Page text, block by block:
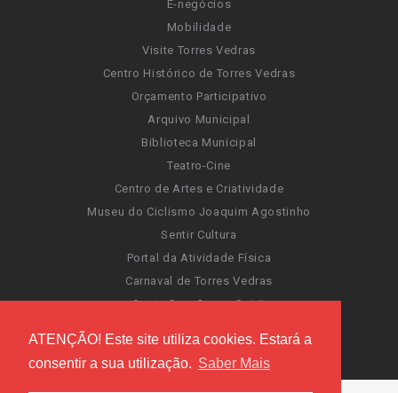
ATENÇÃO! Este site utiliza cookies. Estará a
consentir a sua utilização. Saber Mais
E-negócios
Mobilidade
Visite Torres Vedras
Centro Histórico de Torres Vedras
Orçamento Participativo
Arquivo Municipal
Biblioteca Municipal
Teatro-Cine
Centro de Artes e Criatividade
Museu do Ciclismo Joaquim Agostinho
Sentir Cultura
Portal da Atividade Física
Carnaval de Torres Vedras
Santa Cruz Ocean Spirit